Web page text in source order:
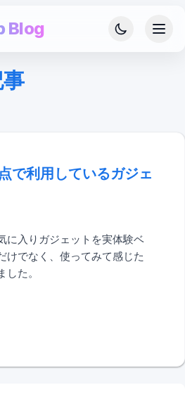
Blog
利用しているガジェット
の紹介
で利用しているガジェ
に入りガジェットを実体験ベ
けでなく、使ってみて感じた
た。